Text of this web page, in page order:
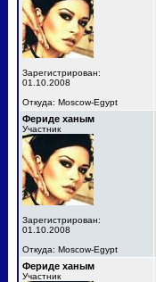
Зарегистрирован:
01.10.2008
Откуда: Moscow-Egypt
Фериде ханым
Участник
Зарегистрирован:
01.10.2008
Откуда: Moscow-Egypt
Фериде ханым
Участник